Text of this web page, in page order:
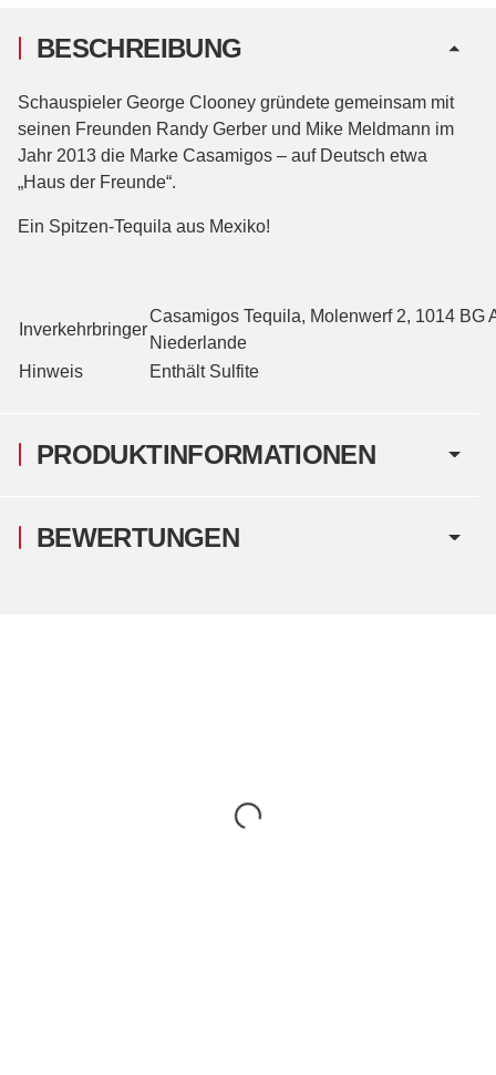
PRODUKTINFORMATIONEN
BESCHREIBUNG
Schauspieler George Clooney gründete gemeinsam mit
seinen Freunden Randy Gerber und Mike Meldmann im
Jahr 2013 die Marke Casamigos – auf Deutsch etwa
„Haus der Freunde“.
Ein Spitzen-Tequila aus Mexiko!
Inverkehrbringer
Casamigos Tequila, Molenwerf 2, 1014 BG
Niederlande
Hinweis
Enthält Sulfite
BEWERTUNGEN